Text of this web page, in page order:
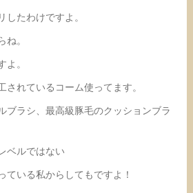
したわけですよ。
ね。
よ。
されているコーム使ってます。
ブラシ、最高級豚毛のクッションブラ
ベルではない
ている私からしてもですよ！